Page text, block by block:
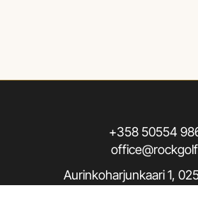
+358 50554
Aurinkoharjunkaari 1,